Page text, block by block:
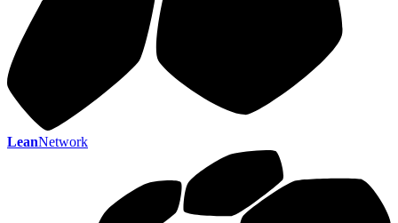
LeanNetwork